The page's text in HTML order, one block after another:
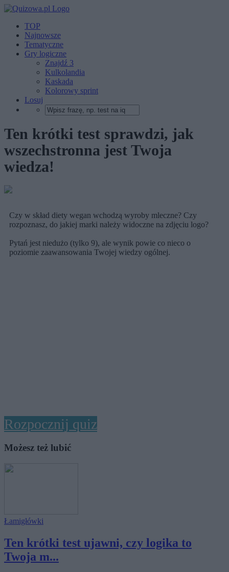
TOP
Najnowsze
Tematyczne
Gry logiczne
Znajdź 3
Kulkolandia
Kaskada
Kolorowy sprint
Losuj
Ten krótki test sprawdzi, jak
wszechstronna jest Twoja
wiedza!
Czy w skład diety wegan wchodzą wyroby mleczne? Czy
rozpoznasz, do jakiej marki należy widoczne na zdjęciu logo?
Pytań jest niedużo (tylko 9), ale wynik powie co nieco o
poziomie zaawansowania Twojej wiedzy ogólnej.
Rozpocznij quiz
Możesz też lubić
Łamigłówki
Ten krótki test ujawni, czy logika to
Twoja m...